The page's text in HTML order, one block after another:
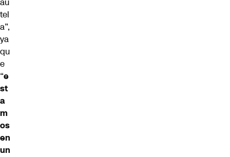
tel
a”,
ya
qu
e
“e
st
a
m
os
en
un